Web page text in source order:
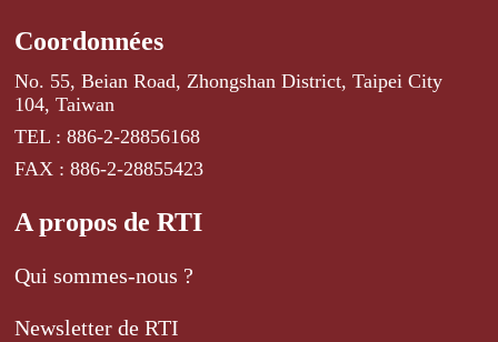
Coordonnées
No. 55, Beian Road, Zhongshan District, Taipei City
104, Taiwan
TEL : 886-2-28856168
FAX : 886-2-28855423
A propos de RTI
Qui sommes-nous ?
Newsletter de RTI